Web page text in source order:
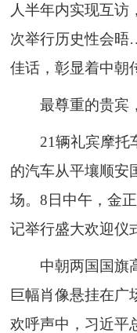
人半年内实现互访
次举行历史性会
佳话，彰显着中朝
最尊重的贵宾
21辆礼宾摩托
的汽车从平壤顺安
场。8日中午，金
记举行盛大欢迎仪
中朝两国国旗
巨幅肖像悬挂在广
欢呼声中，习近平